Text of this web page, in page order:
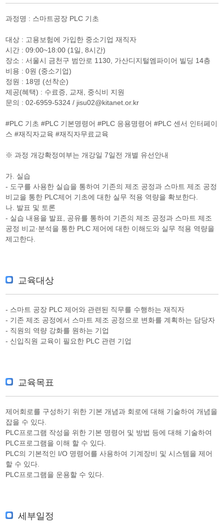
과정명 : 스마트공장 PLC 기초
대상 : 고용보험에 가입한 중소기업 재직자
시간 : 09:00~18:00 (1일, 8시간)
장소 : 서울시 금천구 범안로 1130, 가산디지털엠파이어 빌딩 14층
비용 : 0원 (중소기업)
정원 : 18명 (선착순)
제공(혜택) : 수료증, 교재, 중식비 지원
문의 : 02-6959-5324 / jisu02@kitanet.or.kr
#PLC 기초 #PLC 기본명령어 #PLC 응용명령어 #PLC 센서 인터페이
스 #재직자교육 #재직자무료교육
※ 과정 개강확정여부는 개강일 7일전 개별 유선안내
가. 실습
- 도구를 사용한 실습을 통하여 기존의 제조 공정과 스마트 제조 공정
비교을 통한 PLC제어 기초에 대한 실무 적용 역량을 확보한다.
나. 발표 및 토론
- 실습 내용을 발표, 공유를 통하여 기존의 제조 공정과 스마트 제조
공정 비교·분석을 통한 PLC 제어에 대한 이해도와 실무 적용 역량을
제고한다.
교육대상
- 스마트 공장 PLC 제어와 관련된 직무를 수행하는 재직자
- 기존 제조 공정에서 스마트 제조 공정으로 변화를 계획하는 담당자
- 직원의 역량 강화를 원하는 기업
- 신입직원 교육이 필요한 PLC 관련 기업
교육목표
제어회로를 구성하기 위한 기본 개념과 회로에 대해 기술하여 개념을
잡을 수 있다.
PLC프로그램 작성을 위한 기본 명령어 및 방법 등에 대해 기술하여
PLC프로그램을 이해 할 수 있다.
PLC의 기본적인 I/O 명령어를 사용하여 기계장비 및 시스템을 제어
할 수 있다.
PLC프로그램을 운용할 수 있다.
세부일정